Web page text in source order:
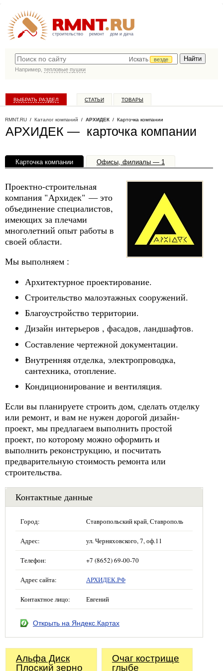
строительство ремонт дом и дача
Искать
везде
Например, тепловые пушки
ВЫБРАТЬ РАЗДЕЛ СТАТЬИ ТОВАРЫ
RMNT.RU / Каталог компаний / АРХИДЕК / Карточка компании
АРХИДЕК — карточка компании
Карточка компании Офисы, филиалы — 1
Проектно-строительная
компания "Архидек" — это
объединение специалистов,
имеющих за плечами
многолетний опыт работы в
своей области.
Мы выполняем :
Архитектурное проектирование.
Строительство малоэтажных сооружений.
Благоустройство территории.
Дизайн интерьеров , фасадов, ландшафтов.
Составление чертежной документации.
Внутренняя отделка, электропроводка,
сантехника, отопление.
Кондиционирование и вентиляция.
Если вы планируете строить дом, сделать отделку
или ремонт, и вам не нужен дорогой дизайн-
проект, мы предлагаем выполнить простой
проект, по которому можно оформить и
выполнить реконструкцию, и посчитать
предварительную стоимость ремонта или
строительства.
Контактные данные
Город: Ставропольский край, Ставрополь
Адрес: ул. Черняховского, 7, оф.11
Телефон: +7 (8652) 69-00-70
Адрес сайта: АРХИДЕК.РФ
Контактное лицо: Евгений
Открыть на Яндекс.Картах
Альфа Диск
Плоский зерно
Очаг кострище
глыбе